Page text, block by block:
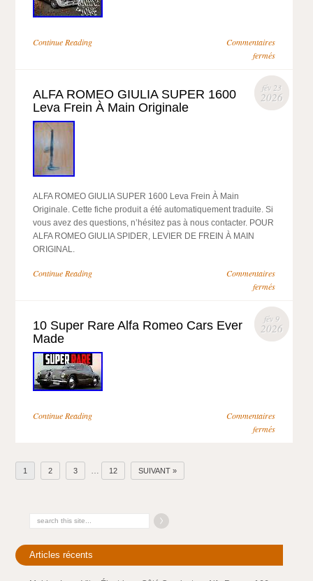
Continue Reading
Commentaires
fermés
fév 23
2026
ALFA ROMEO GIULIA SUPER 1600
Leva Frein À Main Originale
ALFA ROMEO GIULIA SUPER 1600 Leva Frein À Main
Originale. Cette fiche produit a été automatiquement traduite. Si
vous avez des questions, n’hésitez pas à nous contacter. POUR
ALFA ROMEO GIULIA SPIDER, LEVIER DE FREIN À MAIN
ORIGINAL.
Continue Reading
Commentaires
fermés
fév 9
2026
10 Super Rare Alfa Romeo Cars Ever
Made
Continue Reading
Commentaires
fermés
1 2 3 … 12 SUIVANT »
Articles récents